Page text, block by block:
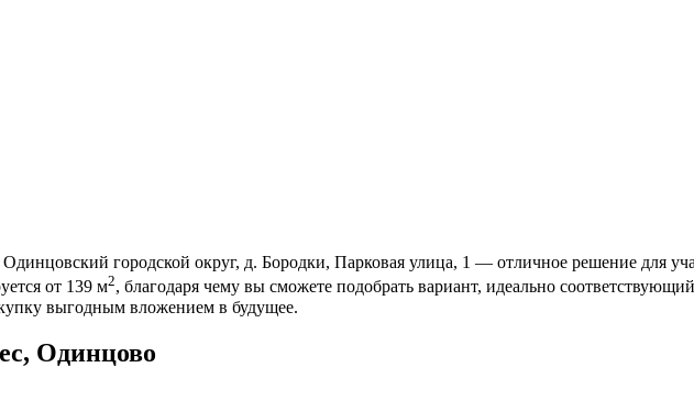
городской округ, д. Бородки, Парковая улица, 1 — отличное решение для
от 139 м2, благодаря чему вы сможете подобрать вариант, идеально
выгодным вложением в будущее.
Одинцово